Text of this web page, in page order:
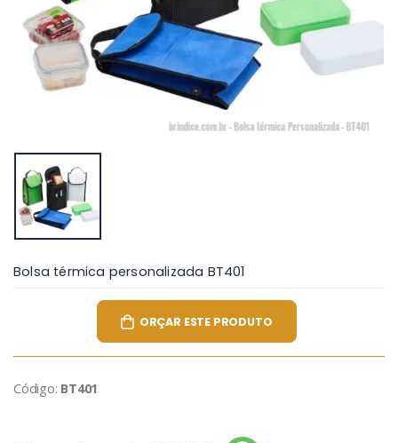
Bolsa térmica personalizada BT401
ORÇAR ESTE PRODUTO
Código: BT401